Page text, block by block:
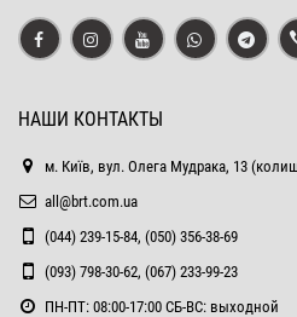
НАШИ КОНТАКТЫ
м. Київ, вул. Олега Мудрака, 13
all@brt.com.ua
(044) 239-15-84, (050) 356-38-69
(093) 798-30-62, (067) 233-99-23
ПН-ПТ: 08:00-17:00 СБ-ВС: выходной